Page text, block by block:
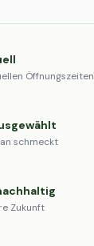
Öffnungszeiten
schmeckt
Zukunft